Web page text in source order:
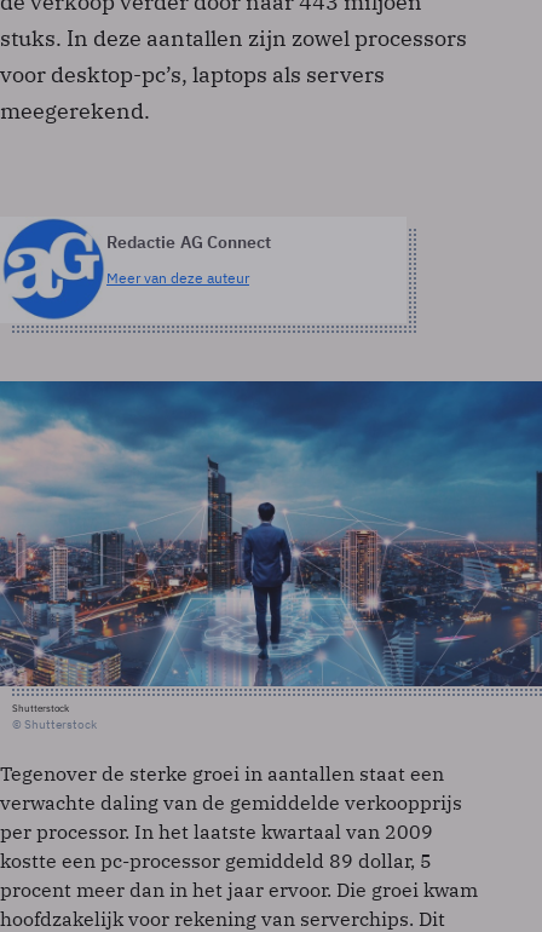
stuks. In deze aantallen zijn zowel processors
voor desktop-pc’s, laptops als servers
meegerekend.
Redactie AG Connect
Meer van deze auteur
Shutterstock
© Shutterstock
Tegenover de sterke groei in aantallen staat een
verwachte daling van de gemiddelde verkoopprijs
per processor. In het laatste kwartaal van 2009
kostte een pc-processor gemiddeld 89 dollar, 5
procent meer dan in het jaar ervoor. Die groei kwam
hoofdzakelijk voor rekening van serverchips. Dit